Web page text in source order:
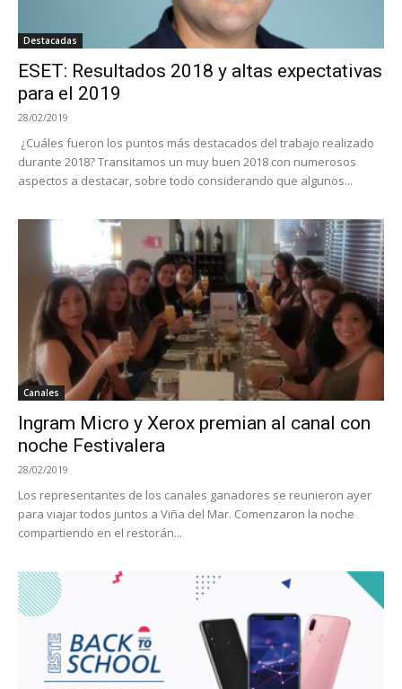
Destacadas
ESET: Resultados 2018 y altas expectativas
para el 2019
28/02/2019
¿Cuáles fueron los puntos más destacados del trabajo realizado
durante 2018? Transitamos un muy buen 2018 con numerosos
aspectos a destacar, sobre todo considerando que algunos...
Canales
Ingram Micro y Xerox premian al canal con
noche Festivalera
28/02/2019
Los representantes de los canales ganadores se reunieron ayer
para viajar todos juntos a Viña del Mar. Comenzaron la noche
compartiendo en el restorán...